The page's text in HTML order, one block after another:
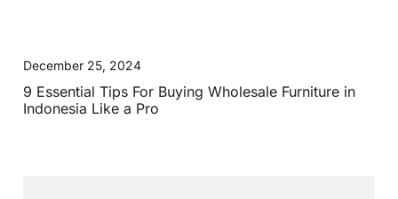
December 25, 2024
9 Essential Tips For Buying Wholesale Furniture in
Indonesia Like a Pro